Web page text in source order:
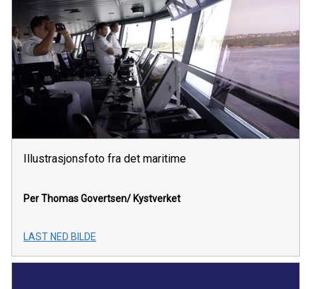
Illustrasjonsfoto fra det maritime
Per Thomas Govertsen/ Kystverket
LAST NED BILDE